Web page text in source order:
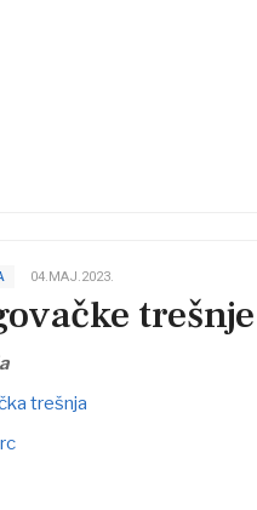
04.MAJ.2023.
trešnje
trešnja